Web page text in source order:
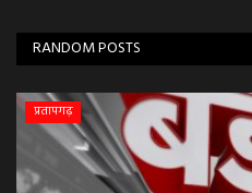
RANDOM POSTS
प्रतापगढ़